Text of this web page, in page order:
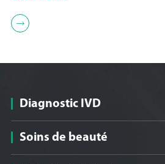

Diagnostic IVD
Soins de beauté